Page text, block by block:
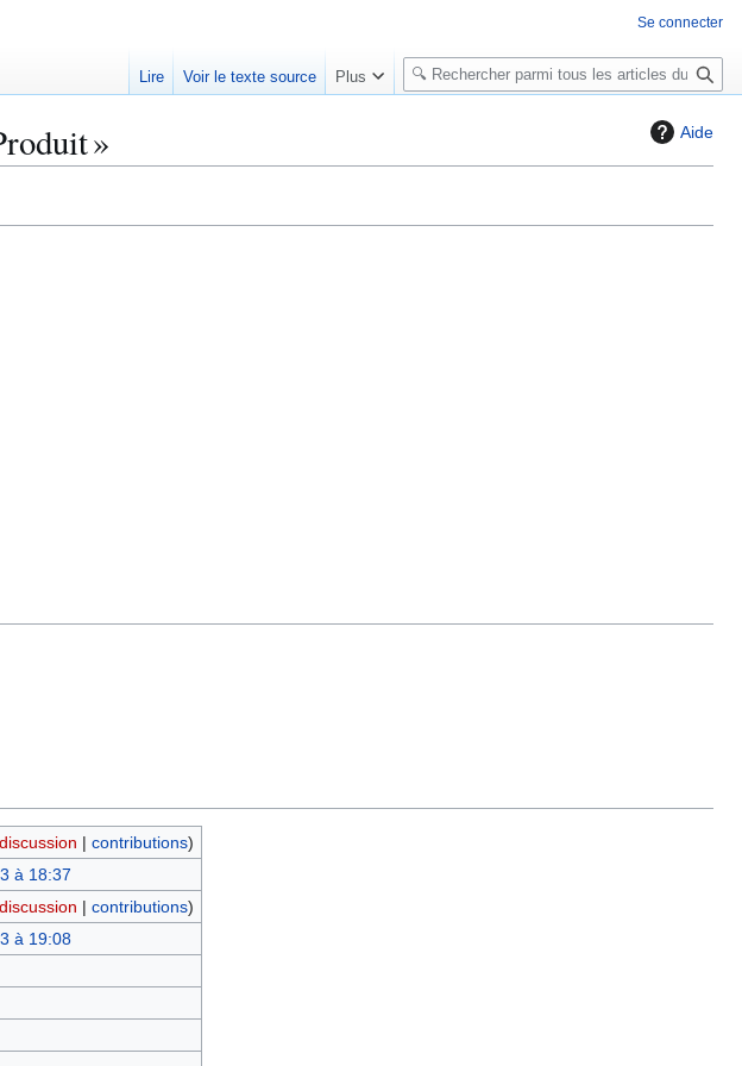
Aide
»
| contributions)
à 18:37
| contributions)
à 19:08
Se connecter
Lire Voir le texte source Plus
R
e
e
c